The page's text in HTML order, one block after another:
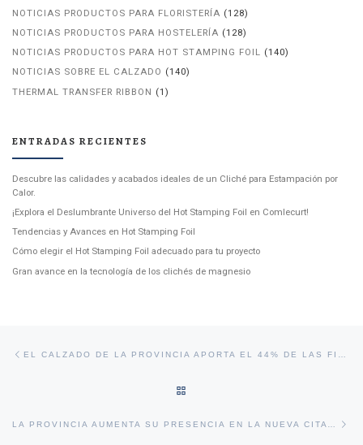
NOTICIAS PRODUCTOS PARA FLORISTERÍA (128)
NOTICIAS PRODUCTOS PARA HOSTELERÍA (128)
NOTICIAS PRODUCTOS PARA HOT STAMPING FOIL (140)
NOTICIAS SOBRE EL CALZADO (140)
THERMAL TRANSFER RIBBON (1)
ENTRADAS RECIENTES
Descubre las calidades y acabados ideales de un Cliché para Estampación por
Calor.
¡Explora el Deslumbrante Universo del Hot Stamping Foil en Comlecurt!
Tendencias y Avances en Hot Stamping Foil
Cómo elegir el Hot Stamping Foil adecuado para tu proyecto
Gran avance en la tecnología de los clichés de magnesio
Navegación de entradas